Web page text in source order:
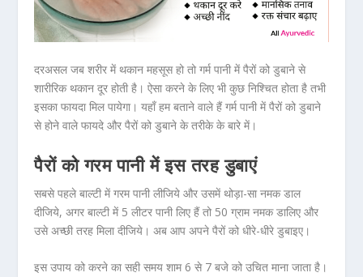
दरअसल जब शरीर में थकान महसूस हो तो गर्म पानी में पैरों को डुबाने से
शारीरिक थकान दूर होती है। ऐसा करने के लिए भी कुछ निश्चित होता है तभी
इसका फायदा मिल पायेगा। यहाँ हम बताने वाले हैं गर्म पानी में पैरों को डुबाने
से होने वाले फायदे और पैरों को डुबाने के तरीके के बारे में।
पैरों को गरम पानी में इस तरह डुबाएं
सबसे पहले बाल्टी में गरम पानी लीजिये और उसमें थोड़ा-सा नमक डाल
दीजिये, अगर बाल्टी में 5 लीटर पानी लिए हैं तो 50 ग्राम नमक डालिए और
उसे अच्छी तरह मिला दीजिये। अब आप अपने पैरों को धीरे-धीरे डुबाइए।
इस उपाय को करने का सही समय शाम 6 से 7 बजे को उचित माना जाता है।